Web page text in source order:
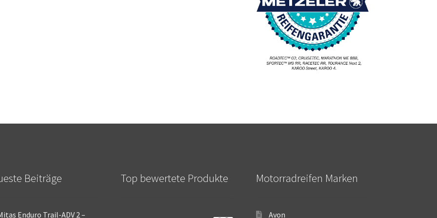
Beiträge
Enduro Trail-ADV 2 –
Top bewertete Produkte Motorradreifen Marken
Avon